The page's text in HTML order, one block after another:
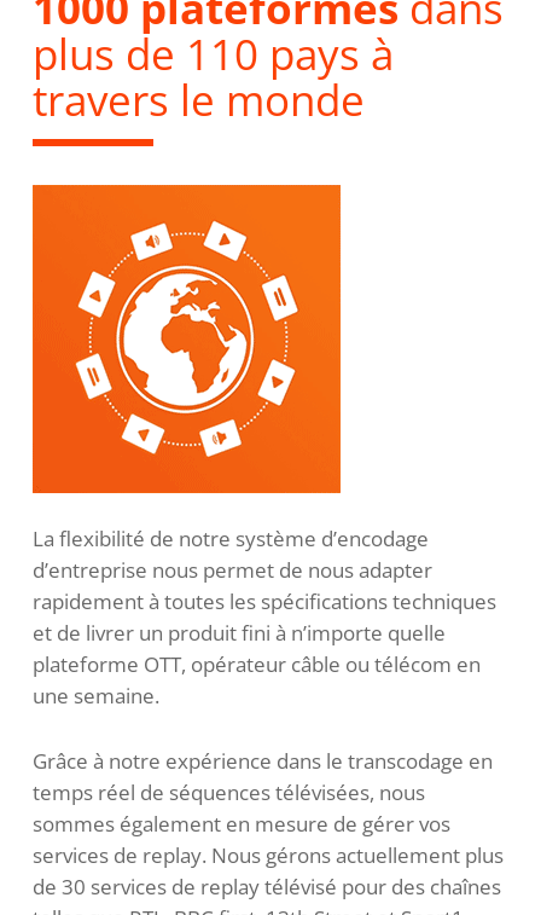
plus de 110 pays à
travers le monde
La flexibilité de notre système d’encodage
d’entreprise nous permet de nous adapter
rapidement à toutes les spécifications techniques
et de livrer un produit fini à n’importe quelle
plateforme OTT, opérateur câble ou télécom en
une semaine.
Grâce à notre expérience dans le transcodage en
temps réel de séquences télévisées, nous
sommes également en mesure de gérer vos
services de replay. Nous gérons actuellement plus
de 30 services de replay télévisé pour des chaînes